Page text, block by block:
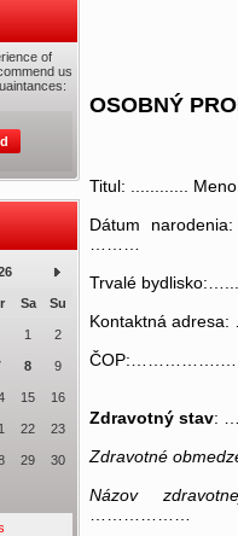
of
us
Sa Su
1 2
8 9
15 16
22 23
29 30
OSOBNÝ
Titul: ............
Dátum
Trvalé
Kontaktná
Zdravotný stav:
Zdravotné
Názov